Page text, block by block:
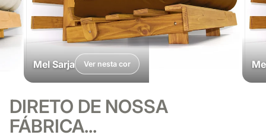
Mel Sarja Ver nesta cor
DIRETO DE NOSSA
FÁBRICA...